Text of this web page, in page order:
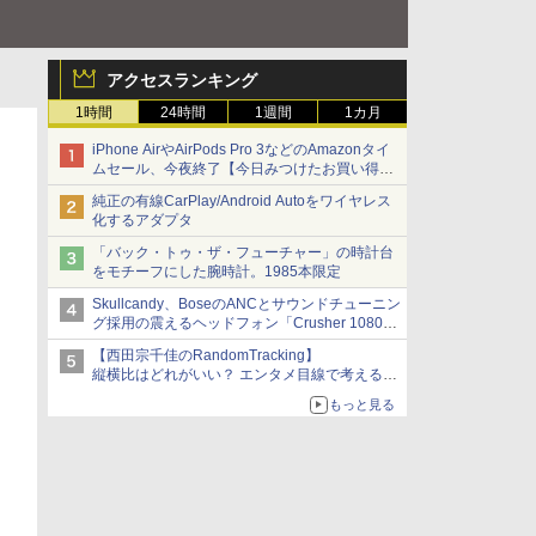
アクセスランキング
1時間 24時間 1週間 1カ月
iPhone AirやAirPods Pro 3などのAmazonタイ
ムセール、今夜終了【今日みつけたお買い得
品】
純正の有線CarPlay/Android Autoをワイヤレス
化するアダプタ
「バック・トゥ・ザ・フューチャー」の時計台
をモチーフにした腕時計。1985本限定
Skullcandy、BoseのANCとサウンドチューニン
グ採用の震えるヘッドフォン「Crusher 1080
ANC」
【西田宗千佳のRandomTracking】
縦横比はどれがいい？ エンタメ目線で考える、
もっと見る